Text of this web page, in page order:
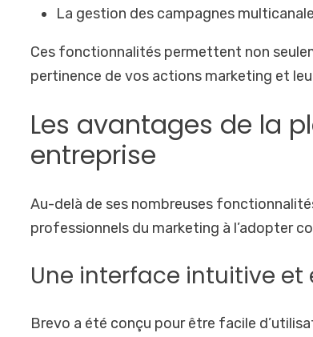
La gestion des campagnes
Ces fonctionnalités permettent non
pertinence de vos actions marketing et
Les avantages de la
entreprise
Au-delà de ses nombreuses
professionnels du marketing à l’adopter
Une interface intuitive
Brevo a été conçu pour être facile